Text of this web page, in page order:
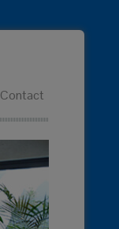
Contact